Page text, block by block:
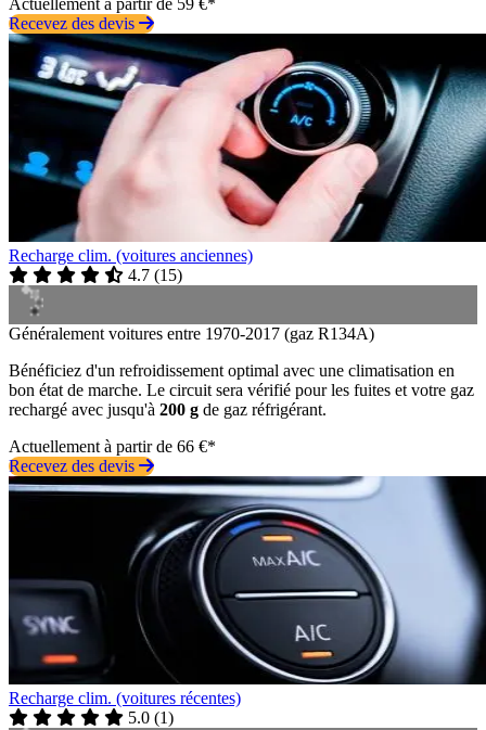
Recevez des devis
Recharge clim. (voitures anciennes)
4.7 (15)
Généralement voitures entre 1970-2017 (gaz R134A)
Bénéficiez d'un refroidissement optimal avec une climatisation en
bon état de marche. Le circuit sera vérifié pour les fuites et votre gaz
rechargé avec jusqu'à 200 g de gaz réfrigérant.
Actuellement à partir de 66 €*
Recevez des devis
Recharge clim. (voitures récentes)
5.0 (1)